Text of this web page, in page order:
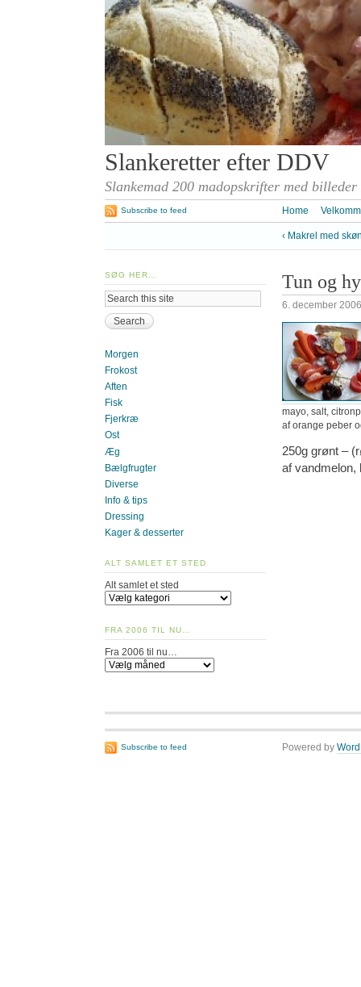
Slankeretter efter DDV
Slankemad 200 madopskrifter med
Home
Subscribe to feed
‹ Makrel med
Tun og
6. december 2006
mayo, salt,
af orange peber
250g grønt –
af vandmelon,
SØG HER…
Morgen
Frokost
Aften
Fisk
Fjerkræ
Ost
Æg
Bælgfrugter
Diverse
Info & tips
Dressing
Kager & desserter
ALT SAMLET ET STED
Alt samlet et sted
FRA 2006 TIL NU…
Fra 2006 til nu…
Subscribe to feed Powered by